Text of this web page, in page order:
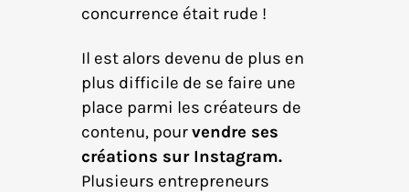
concurrence était rude !
Il est alors devenu de plus en
plus difficile de se faire une
place parmi les créateurs de
contenu, pourvendre ses
créations sur Instagram.
Plusieurs entrepreneurs